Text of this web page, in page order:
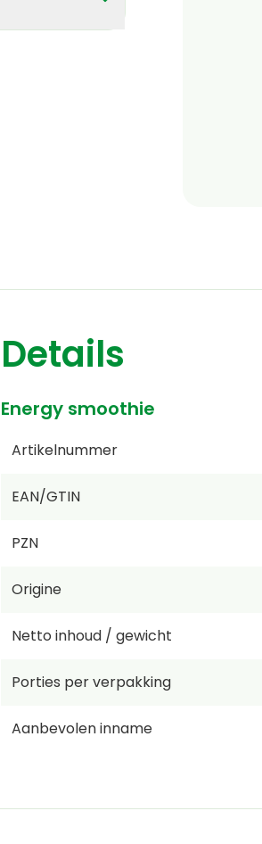
Details
Energy smoothie
Artikelnummer
EAN/GTIN
PZN
Origine
Netto inhoud / gewicht
Porties per verpakking
Aanbevolen inname